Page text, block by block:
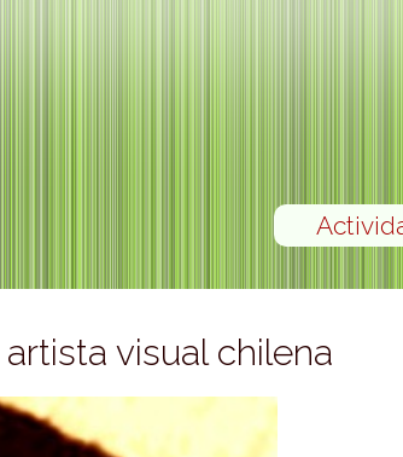
visual chilena